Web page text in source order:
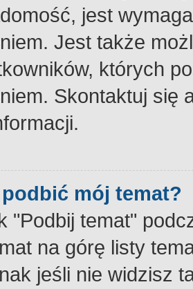
jest
Jest także
których
Skontaktuj się
mój temat?
"Podbij temat"
na górę listy
jeśli nie widzisz